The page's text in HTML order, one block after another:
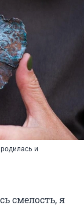
и
смелость, я